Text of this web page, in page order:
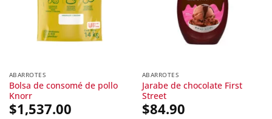
ABARROTES
Bolsa de consomé de pollo
Knorr
$1,537.00
ABARROTES
Jarabe de chocolate First
Street
$84.90